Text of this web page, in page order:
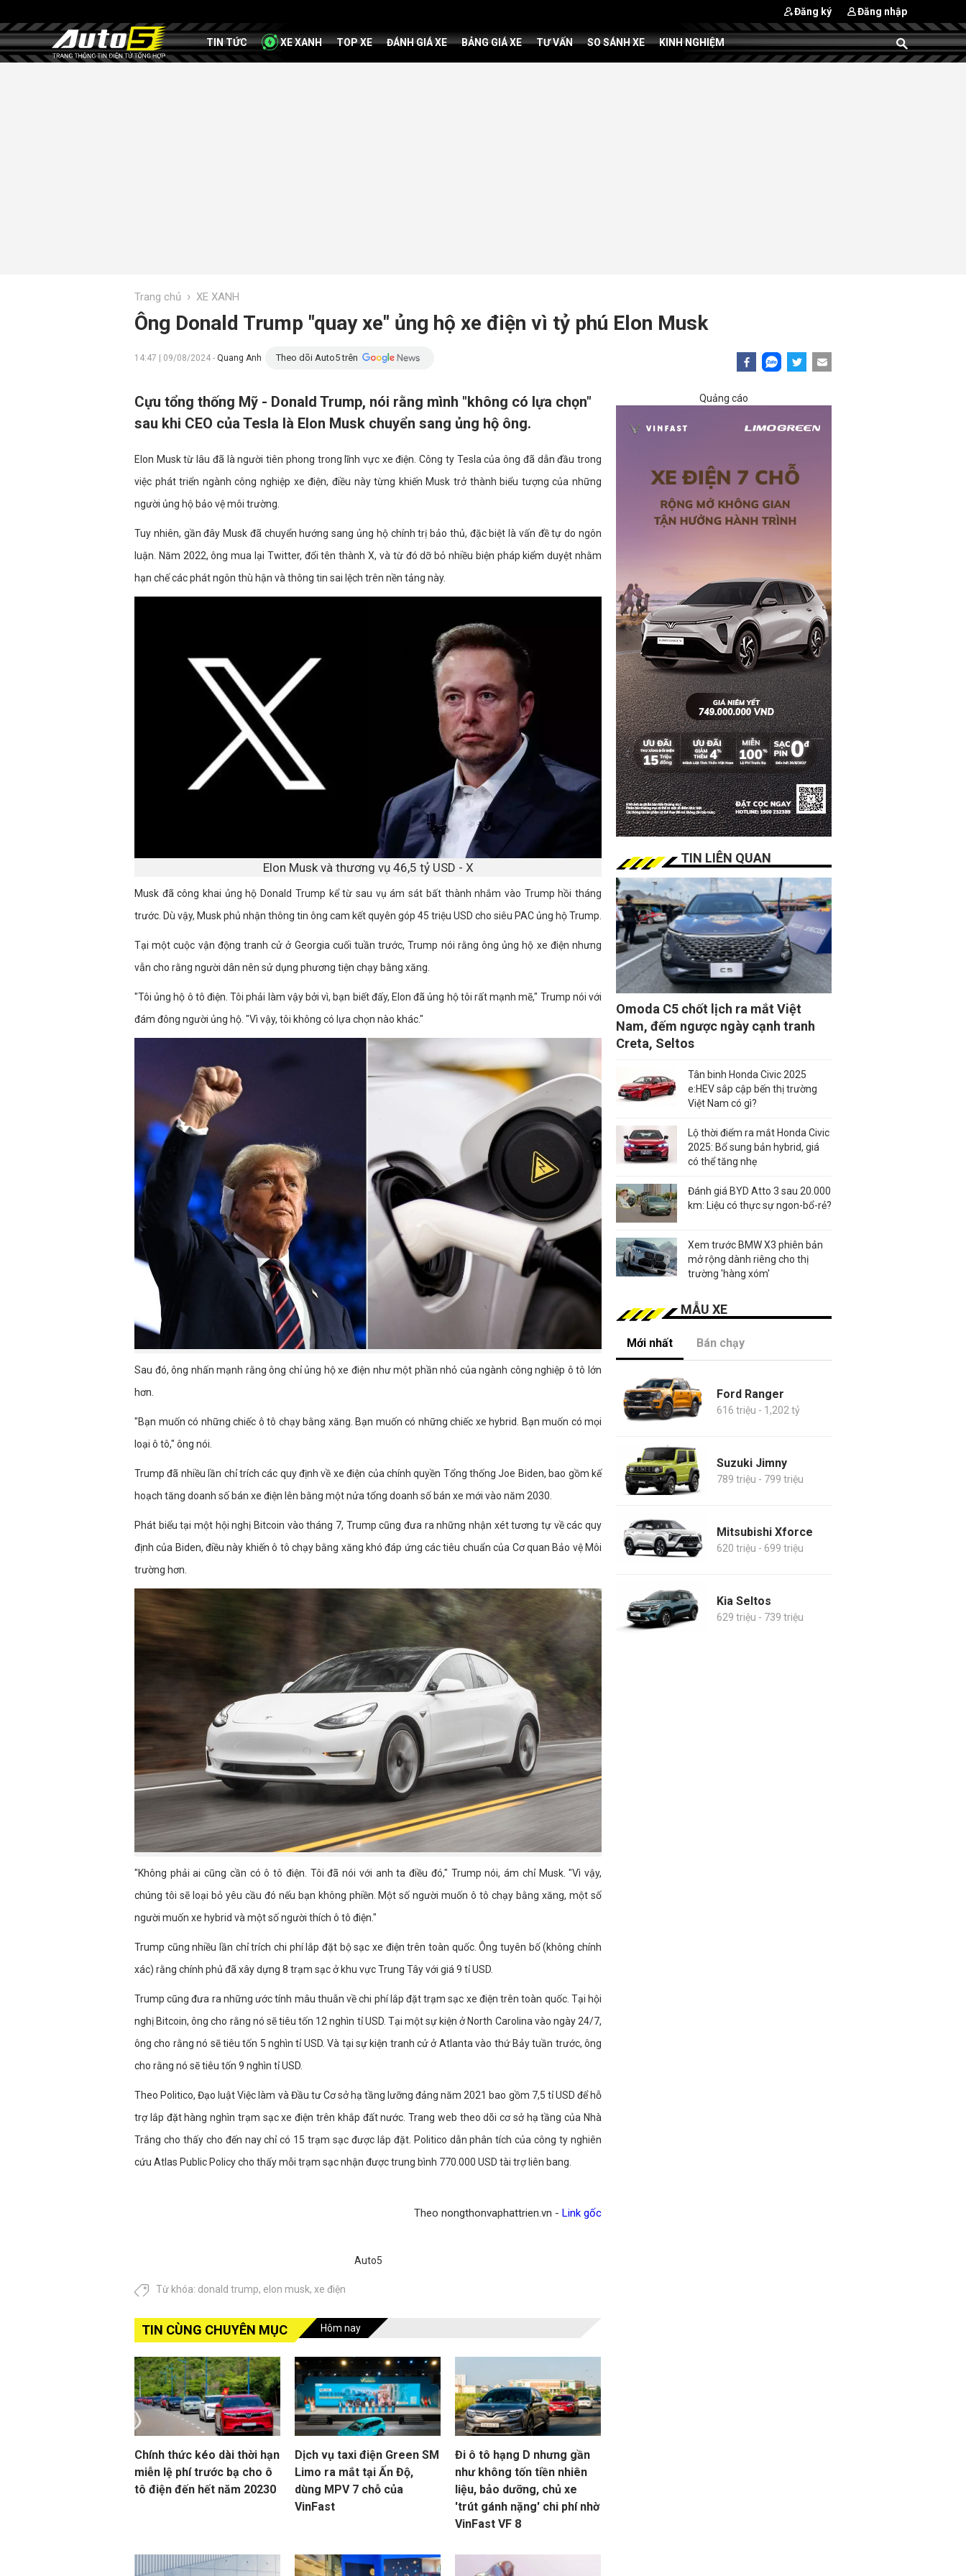
Đăng ký Đăng nhập
TIN TỨC XE XANH TOP XE ĐÁNH GIÁ XE BẢNG GIÁ XE TƯ VẤN SO SÁNH XE KINH NGHIỆM
Trang chủ › XE XANH
Ông Donald Trump "quay xe" ủng hộ xe điện vì tỷ phú Elon Musk
14:47 | 09/08/2024 - Quang Anh Theo dõi Auto5 trên
Cựu tổng thống Mỹ - Donald Trump, nói rằng mình "không có lựa chọn"
sau khi CEO của Tesla là Elon Musk chuyển sang ủng hộ ông.
Elon Musk từ lâu đã là người tiên phong trong lĩnh vực xe điện. Công ty Tesla của ông đã dẫn đầu trong
việc phát triển ngành công nghiệp xe điện, điều này từng khiến Musk trở thành biểu tượng của những
người ủng hộ bảo vệ môi trường.
Tuy nhiên, gần đây Musk đã chuyển hướng sang ủng hộ chính trị bảo thủ, đặc biệt là vấn đề tự do ngôn
luận. Năm 2022, ông mua lại Twitter, đổi tên thành X, và từ đó dỡ bỏ nhiều biện pháp kiểm duyệt nhằm
hạn chế các phát ngôn thù hận và thông tin sai lệch trên nền tảng này.
Elon Musk và thương vụ 46,5 tỷ USD - X
Musk đã công khai ủng hộ Donald Trump kể từ sau vụ ám sát bất thành nhắm vào Trump hồi tháng
trước. Dù vậy, Musk phủ nhận thông tin ông cam kết quyên góp 45 triệu USD cho siêu PAC ủng hộ Trump.
Tại một cuộc vận động tranh cử ở Georgia cuối tuần trước, Trump nói rằng ông ủng hộ xe điện nhưng
vẫn cho rằng người dân nên sử dụng phương tiện chạy bằng xăng.
"Tôi ủng hộ ô tô điện. Tôi phải làm vậy bởi vì, bạn biết đấy, Elon đã ủng hộ tôi rất mạnh mẽ," Trump nói với
đám đông người ủng hộ. "Vì vậy, tôi không có lựa chọn nào khác."
Sau đó, ông nhấn mạnh rằng ông chỉ ủng hộ xe điện như một phần nhỏ của ngành công nghiệp ô tô lớn
hơn.
"Bạn muốn có những chiếc ô tô chạy bằng xăng. Bạn muốn có những chiếc xe hybrid. Bạn muốn có mọi
loại ô tô," ông nói.
Trump đã nhiều lần chỉ trích các quy định về xe điện của chính quyền Tổng thống Joe Biden, bao gồm kế
hoạch tăng doanh số bán xe điện lên bằng một nửa tổng doanh số bán xe mới vào năm 2030.
Phát biểu tại một hội nghị Bitcoin vào tháng 7, Trump cũng đưa ra những nhận xét tương tự về các quy
định của Biden, điều này khiến ô tô chạy bằng xăng khó đáp ứng các tiêu chuẩn của Cơ quan Bảo vệ Môi
trường hơn.
"Không phải ai cũng cần có ô tô điện. Tôi đã nói với anh ta điều đó," Trump nói, ám chỉ Musk. "Vì vậy,
chúng tôi sẽ loại bỏ yêu cầu đó nếu bạn không phiền. Một số người muốn ô tô chạy bằng xăng, một số
người muốn xe hybrid và một số người thích ô tô điện."
Trump cũng nhiều lần chỉ trích chi phí lắp đặt bộ sạc xe điện trên toàn quốc. Ông tuyên bố (không chính
xác) rằng chính phủ đã xây dựng 8 trạm sạc ở khu vực Trung Tây với giá 9 tỉ USD.
Trump cũng đưa ra những ước tính mâu thuẫn về chi phí lắp đặt trạm sạc xe điện trên toàn quốc. Tại hội
nghị Bitcoin, ông cho rằng nó sẽ tiêu tốn 12 nghìn tỉ USD. Tại một sự kiện ở North Carolina vào ngày 24/7,
ông cho rằng nó sẽ tiêu tốn 5 nghìn tỉ USD. Và tại sự kiện tranh cử ở Atlanta vào thứ Bảy tuần trước, ông
cho rằng nó sẽ tiêu tốn 9 nghìn tỉ USD.
Theo Politico, Đạo luật Việc làm và Đầu tư Cơ sở hạ tầng lưỡng đảng năm 2021 bao gồm 7,5 tỉ USD để hỗ
trợ lắp đặt hàng nghìn trạm sạc xe điện trên khắp đất nước. Trang web theo dõi cơ sở hạ tầng của Nhà
Trắng cho thấy cho đến nay chỉ có 15 trạm sạc được lắp đặt. Politico dẫn phân tích của công ty nghiên
cứu Atlas Public Policy cho thấy mỗi trạm sạc nhận được trung bình 770.000 USD tài trợ liên bang.
Theo nongthonvaphattrien.vn - Link gốc
Auto5
Từ khóa: donald trump, elon musk, xe điện
TIN CÙNG CHUYÊN MỤC Hôm nay
Chính thức kéo dài thời hạn
miễn lệ phí trước bạ cho ô
tô điện đến hết năm 20230
Dịch vụ taxi điện Green SM
Limo ra mắt tại Ấn Độ,
dùng MPV 7 chỗ của
VinFast
Đi ô tô hạng D nhưng gần
như không tốn tiền nhiên
liệu, bảo dưỡng, chủ xe
'trút gánh nặng' chi phí nhờ
VinFast VF 8
Quảng cáo
TIN LIÊN QUAN
Omoda C5 chốt lịch ra mắt Việt
Nam, đếm ngược ngày cạnh tranh
Creta, Seltos
Tân binh Honda Civic 2025
e:HEV sắp cập bến thị trường
Việt Nam có gì?
Lộ thời điểm ra mắt Honda Civic
2025: Bổ sung bản hybrid, giá
có thể tăng nhẹ
Đánh giá BYD Atto 3 sau 20.000
km: Liệu có thực sự ngon-bổ-rẻ?
Xem trước BMW X3 phiên bản
mở rộng dành riêng cho thị
trường 'hàng xóm'
MẪU XE
Mới nhất Bán chạy
Ford Ranger
616 triệu - 1,202 tỷ
Suzuki Jimny
789 triệu - 799 triệu
Mitsubishi Xforce
620 triệu - 699 triệu
Kia Seltos
629 triệu - 739 triệu